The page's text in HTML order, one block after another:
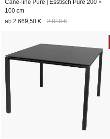
Cane-line Pure | Esstisch Pure 200 ×
100 cm
ab 2.669,50 € 2.810 €